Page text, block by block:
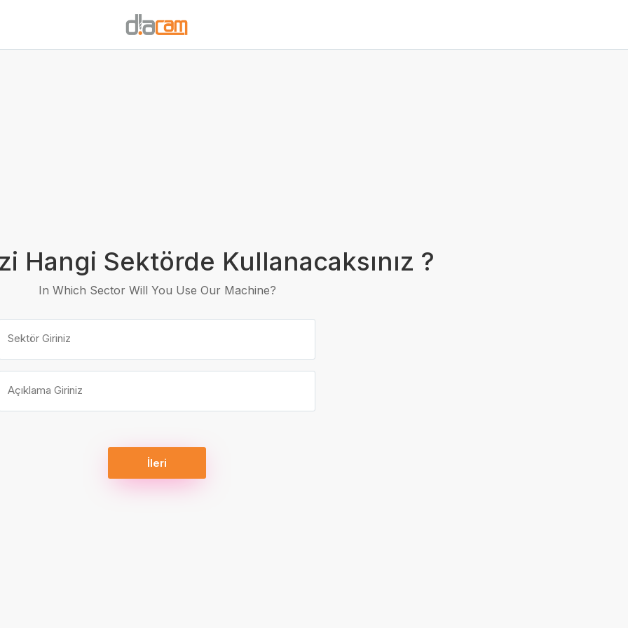
Hangi Sektörde Kullanacaksınız ?
In Which Sector Will You Use Our Machine?
Sektör Giriniz
Açıklama Giriniz
İleri